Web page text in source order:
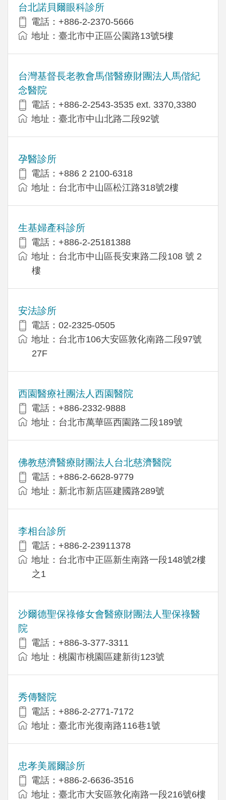
台北諾貝爾眼科診所
電話：+886-2-2370-5666
地址：臺北市中正區公園路13號5樓
台灣基督長老教會馬偕醫療財團法人馬偕紀
念醫院
電話：+886-2-2543-3535 ext. 3370,3380
地址：臺北市中山北路二段92號
孕醫診所
電話：+886 2 2100-6318
地址：台北市中山區松江路318號2樓
生基婦產科診所
電話：+886-2-25181388
地址：台北市中山區長安東路二段108 號 2
樓
安法診所
電話：02-2325-0505
地址：台北市106大安區敦化南路二段97號
27F
西園醫療社團法人西園醫院
電話：+886-2332-9888
地址：台北市萬華區西園路二段189號
佛教慈濟醫療財團法人台北慈濟醫院
電話：+886-2-6628-9779
地址：新北市新店區建國路289號
李相台診所
電話：+886-2-23911378
地址：台北市中正區新生南路一段148號2樓
之1
沙爾德聖保祿修女會醫療財團法人聖保祿醫
院
電話：+886-3-377-3311
地址：桃園市桃園區建新街123號
秀傳醫院
電話：+886-2-2771-7172
地址：臺北市光復南路116巷1號
忠孝美麗爾診所
電話：+886-2-6636-3516
地址：臺北市大安區敦化南路一段216號6樓